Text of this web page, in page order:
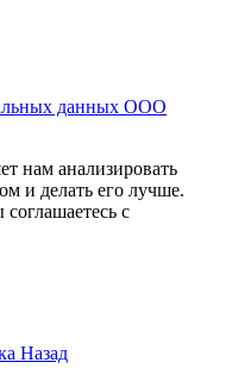
данных ООО
нам анализировать
и делать его лучше.
с
Назад